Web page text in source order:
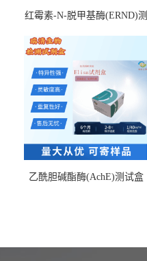
红霉素-N-脱甲基酶(ERND)测
乙酰胆碱酯酶(AchE)测试盒